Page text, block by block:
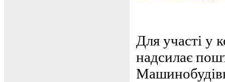
Для участі у
надсилає